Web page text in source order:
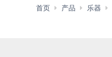
首页 产品 乐器